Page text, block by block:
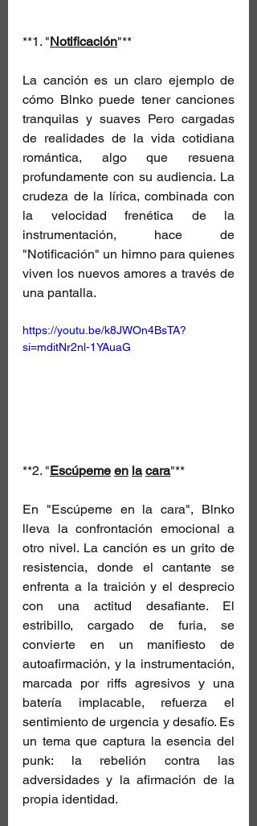
**1. "Notificación"**
La canción es un claro ejemplo de
cómo Blnko puede tener canciones
tranquilas y suaves Pero cargadas
de realidades de la vida cotidiana
romántica, algo que resuena
profundamente con su audiencia. La
crudeza de la lírica, combinada con
la velocidad frenética de la
instrumentación, hace de
"Notificación" un himno para quienes
viven los nuevos amores a través de
una pantalla.
https://youtu.be/k8JWOn4BsTA?
si=mditNr2nl-1YAuaG
**2. "Escúpeme en la cara"**
En "Escúpeme en la cara", Blnko
lleva la confrontación emocional a
otro nivel. La canción es un grito de
resistencia, donde el cantante se
enfrenta a la traición y el desprecio
con una actitud desafiante. El
estribillo, cargado de furia, se
convierte en un manifiesto de
autoafirmación, y la instrumentación,
marcada por riffs agresivos y una
batería implacable, refuerza el
sentimiento de urgencia y desafío. Es
un tema que captura la esencia del
punk: la rebelión contra las
adversidades y la afirmación de la
propia identidad.